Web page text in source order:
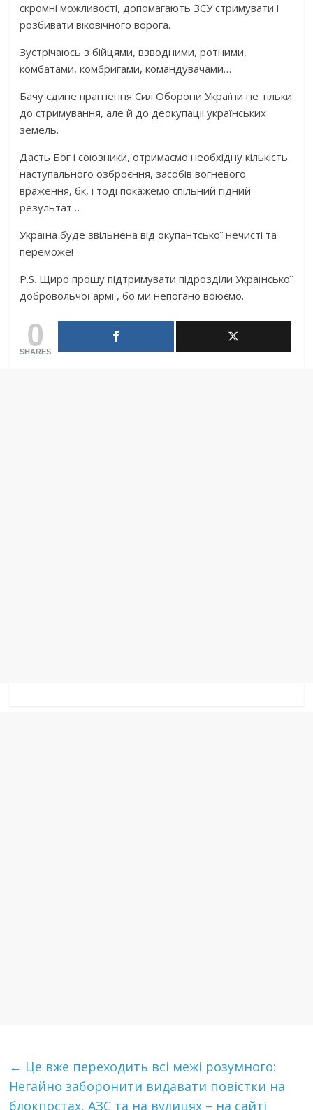
скромні можливості, допомагають ЗСУ стримувати і
розбивати віковічного ворога.
Зустрічаюсь з бійцями, взводними, ротними,
комбатами, комбригами, командувачами…
Бачу єдине прагнення Сил Оборони України не тільки
до стримування, але й до деокупаціі українських
земель.
Дасть Бог і союзники, отримаємо необхідну кількість
наступального озброєння, засобів вогневого
враження, бк, і тоді покажемо спільний гідний
результат…
Україна буде звільнена від окупантської нечисті та
переможе!
P.S. Щиро прошу підтримувати підрозділи Української
добровольчої армії, бо ми непогано воюємо.
0
SHARES
← Це вже переходить всі межі розумного:
Негайно заборонити видавати повістки на
блокпостах, АЗС та на вулицях – на сайті